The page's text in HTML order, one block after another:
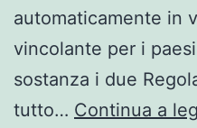
automaticamente in
vincolante per i
sostanza i due
tutto… Continua a